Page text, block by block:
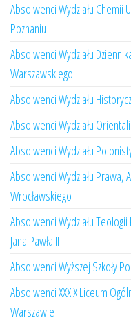
Absolwenci Wydziału Chemii
Poznaniu
Absolwenci Wydziału
Warszawskiego
Absolwenci Wydziału
Absolwenci Wydziału
Absolwenci Wydziału
Absolwenci Wydziału
Wrocławskiego
Absolwenci Wydziału
Jana Pawła II
Absolwenci Wyższej Szkoły
Absolwenci XXXIX Liceum
Warszawie